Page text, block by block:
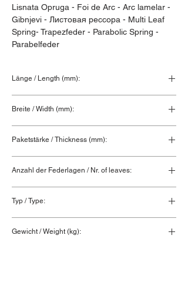
Lisnata Opruga - Foi de Arc - Arc lamelar -
Gibnjevi - Листовая рессора - Multi Leaf
Spring- Trapezfeder - Parabolic Spring -
Parabelfeder
Länge / Length (mm):
Breite / Width (mm):
Paketstärke / Thickness (mm):
Anzahl der Federlagen / Nr. of leaves:
Typ / Type:
Gewicht / Weight (kg):